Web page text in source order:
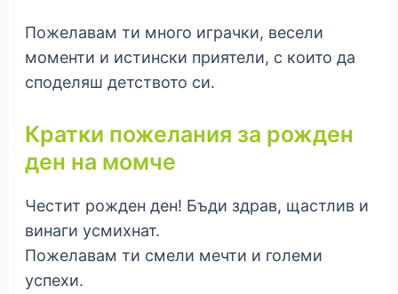
Пожелавам ти много играчки, весели
моменти и истински приятели, с които да
споделяш детството си.
Кратки пожелания за рожден
ден на момче
Честит рожден ден! Бъди здрав, щастлив и
винаги усмихнат.
Пожелавам ти смели мечти и големи
успехи.